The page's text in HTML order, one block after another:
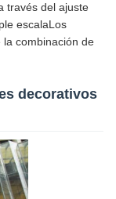
través del ajuste
escalaLos
combinación de
decorativos